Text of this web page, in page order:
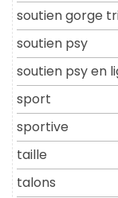
soutien gorge
soutien psy
soutien psy en
sport
sportive
taille
talons